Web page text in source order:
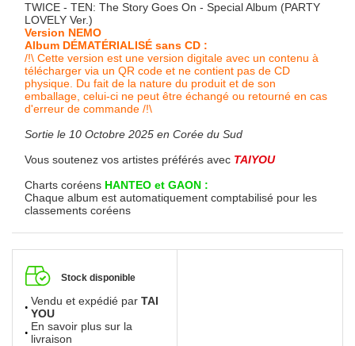
TWICE - TEN: The Story Goes On - Special Album (PARTY
LOVELY Ver.)
Version NEMO
Album DÉMATÉRIALISÉ sans CD :
/!\ Cette version est une version digitale avec un contenu à
télécharger via un QR code et ne contient pas de CD
physique. Du fait de la nature du produit et de son
emballage, celui-ci ne peut être échangé ou retourné en cas
d'erreur de commande /!\
Sortie le 10 Octobre 2025 en Corée du Sud
Vous soutenez vos artistes préférés avec TAIYOU
Charts coréens HANTEO et GAON :
Chaque album est automatiquement comptabilisé pour les
classements coréens
Stock disponible
Vendu et expédié par TAI
YOU
En savoir plus sur la
livraison